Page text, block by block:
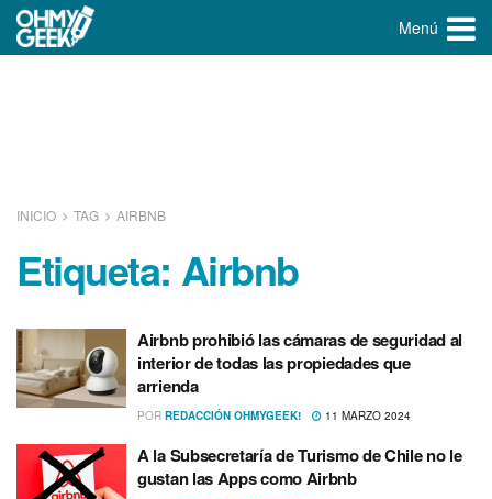
Menú
INICIO TAG AIRBNB
Etiqueta: Airbnb
Airbnb prohibió las cámaras de seguridad al
interior de todas las propiedades que
arrienda
POR REDACCIÓN OHMYGEEK! 11 MARZO 2024
A la Subsecretarí­a de Turismo de Chile no le
gustan las Apps como Airbnb